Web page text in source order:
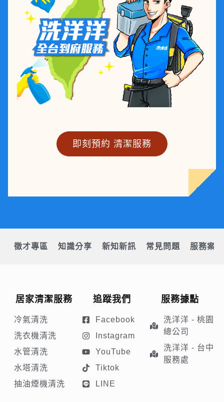
即刻預約 清潔服務
徵才專區 知識分享 新知新訊 常見問題 服務案例
居家清潔服務
冷氣清洗
洗衣機清洗
水管清洗
水塔清洗
抽油煙機清洗
追蹤我們
Facebook
Instagram
YouTube
Tiktok
LINE
服務據點
洗洋洋 - 桃園
總公司
洗洋洋 - 台中
服務處